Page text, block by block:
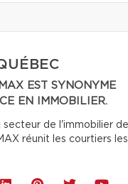
EST SYNONYME
EN IMMOBILIER.
de l'immobilier
réunit les courtiers